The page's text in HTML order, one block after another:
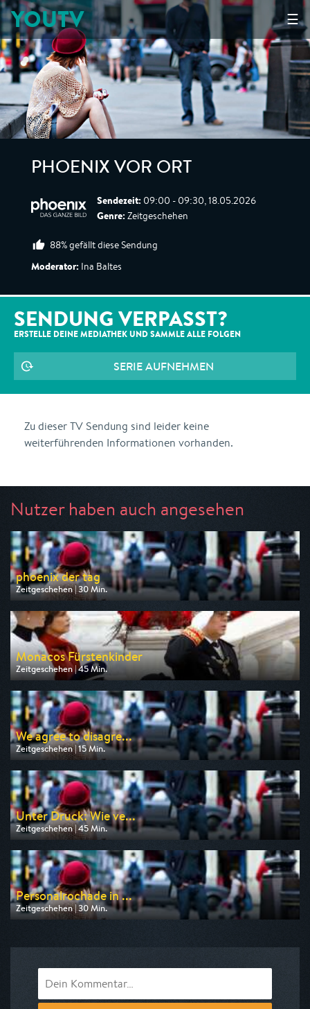
☰
YOUTV
PHOENIX VOR ORT
Sendezeit: 09:00 - 09:30, 18.05.2026
Genre: Zeitgeschehen
88% gefällt diese Sendung
Moderator: Ina Baltes
SENDUNG VERPASST?
ERSTELLE DEINE MEDIATHEK UND SAMMLE ALLE FOLGEN
SERIE AUFNEHMEN
Zu dieser TV Sendung sind leider keine
weiterführenden Informationen vorhanden.
Nutzer haben auch angesehen
phoenix der tag
Zeitgeschehen | 30 Min.
Ausgestrahlt von Phoenix
am 10.08.2026, 17:30
Monacos Fürstenkinder
Zeitgeschehen | 45 Min.
Ausgestrahlt von Phoenix
am 12.08.2026, 23:00
We agree to disagre...
Zeitgeschehen | 15 Min.
Ausgestrahlt von Phoenix
am 12.08.2026, 13:15
Unter Druck: Wie ve...
Zeitgeschehen | 45 Min.
Ausgestrahlt von Phoenix
am 10.08.2026, 11:15
Personalrochade in ...
Zeitgeschehen | 30 Min.
Ausgestrahlt von Phoenix